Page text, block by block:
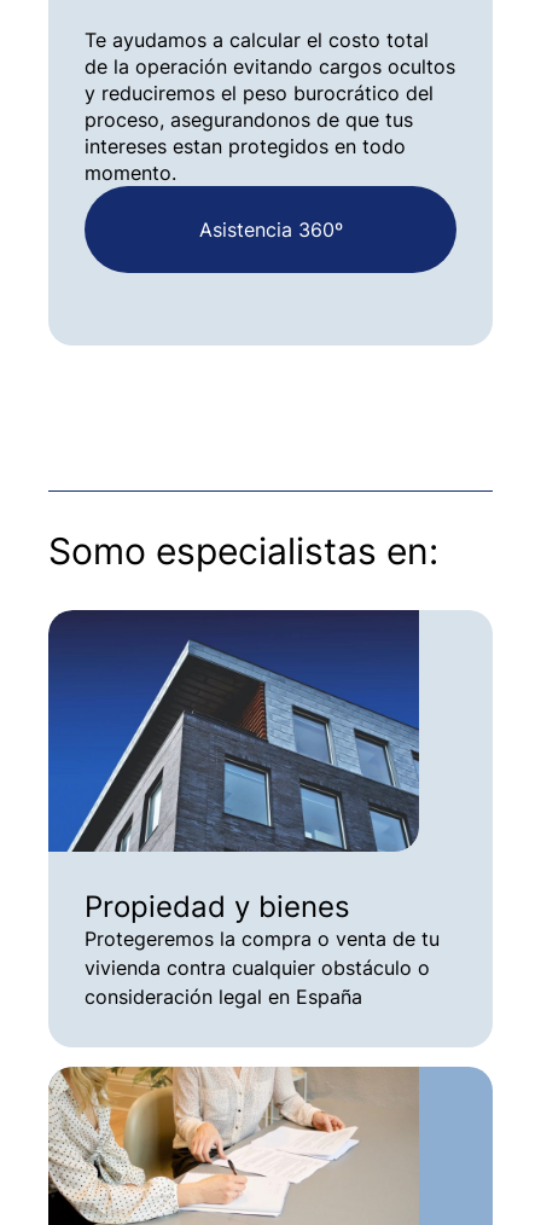
Te ayudamos a calcular el costo total
de la operación evitando cargos ocultos
y reduciremos el peso burocrático del
proceso, asegurandonos de que tus
intereses estan protegidos en todo
momento.
Asistencia 360º
Somo especialistas en:
Propiedad y bienes
Protegeremos la compra o venta de tu
vivienda contra cualquier obstáculo o
consideración legal en España